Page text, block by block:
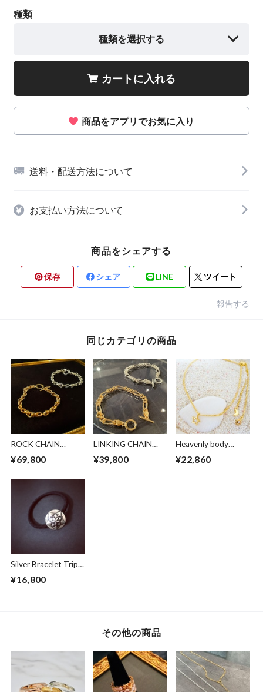
種類
種類を選択する
カートに入れる
商品をアプリでお気に入り
送料・配送方法について
お支払い方法について
商品をシェアする
保存 シェア LINE ツイート
報告する
同じカテゴリの商品
ROCK CHAIN
¥69,800
LINKING CHAIN
¥39,800
Heavenly body
¥22,860
Silver Bracelet Triple
¥16,800
その他の商品